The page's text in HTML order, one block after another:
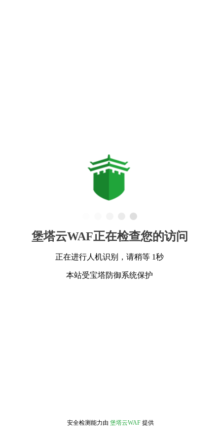
堡塔云WAF正在检查您的访问
正在进行人机识别，请稍等 1秒
本站受宝塔防御系统保护
安全检测能力由 堡塔云WAF 提供